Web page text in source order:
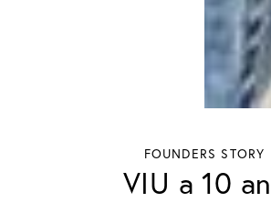
FOUNDERS STORY
VIU a 10